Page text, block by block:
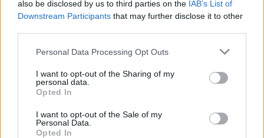
also be disclosed by us to third parties on the IAB’s List of
Downstream Participants that may further disclose it to other
Personal Data Processing Opt Outs
I want to opt-out of the Sharing of my
personal data.
Opted In
I want to opt-out of the Sale of my
Personal Data.
Opted In
17:00, 07/08/2026